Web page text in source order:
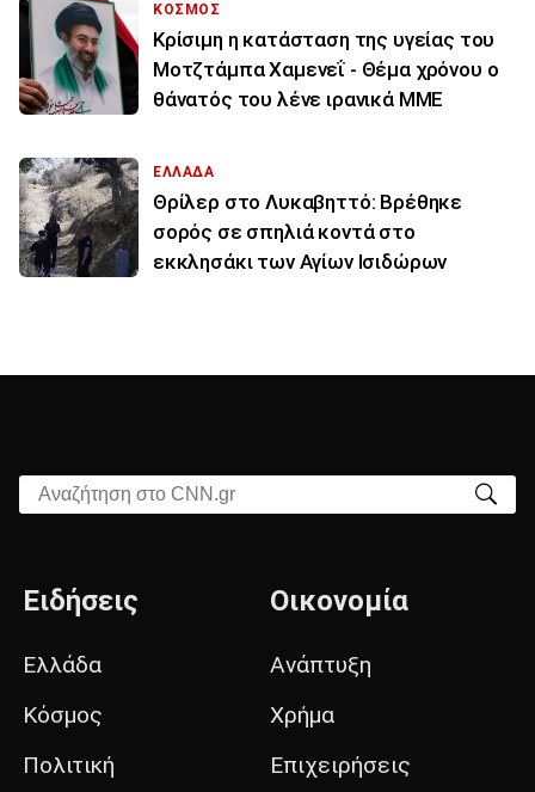
ΚΟΣΜΟΣ
Κρίσιμη η κατάσταση της υγείας του
Μοτζτάμπα Χαμενεΐ - Θέμα χρόνου ο
θάνατός του λένε ιρανικά ΜΜΕ
ΕΛΛΑΔΑ
Θρίλερ στο Λυκαβηττό: Βρέθηκε
σορός σε σπηλιά κοντά στο
εκκλησάκι των Αγίων Ισιδώρων
Αναζήτηση στο CNN.gr
Ειδήσεις
Ελλάδα
Κόσμος
Πολιτική
Οικονομία
Ανάπτυξη
Χρήμα
Επιχειρήσεις